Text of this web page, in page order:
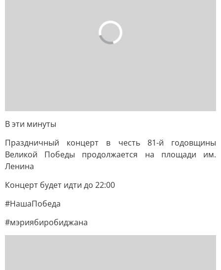
В эти минуты
Праздничный концерт в честь 81-й годовщины
Великой Победы продолжается на площади им.
Ленина
Концерт будет идти до 22:00
#НашаПобеда
#мэриябиробиджана